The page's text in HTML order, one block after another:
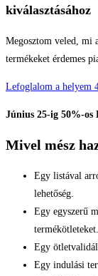
kiválasztásához
Megosztom veled, mi
termékeket érdemes
Lefoglalom a helyem
Június 25-ig 50%-os
Mivel mész
Egy listával
lehetőség.
Egy egyszerű
termékötleteket.
Egy
Egy indulási